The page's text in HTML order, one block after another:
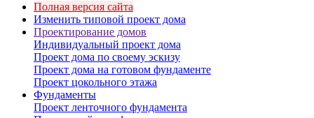
Полная версия сайта
Изменить типовой проект дома
Проектирование домов
Индивидуальный проект дома
Проект дома по своему эскизу
Проект дома на готовом фундаменте
Проект цокольного этажа
Фундаменты
Проект ленточного фундамента